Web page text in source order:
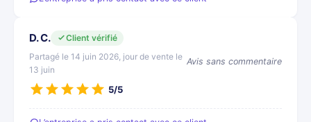
D. C.
Client vérifié
Partagé le 14 juin 2026, jour de vente le
13 juin
Avis sans commentaire
5/5